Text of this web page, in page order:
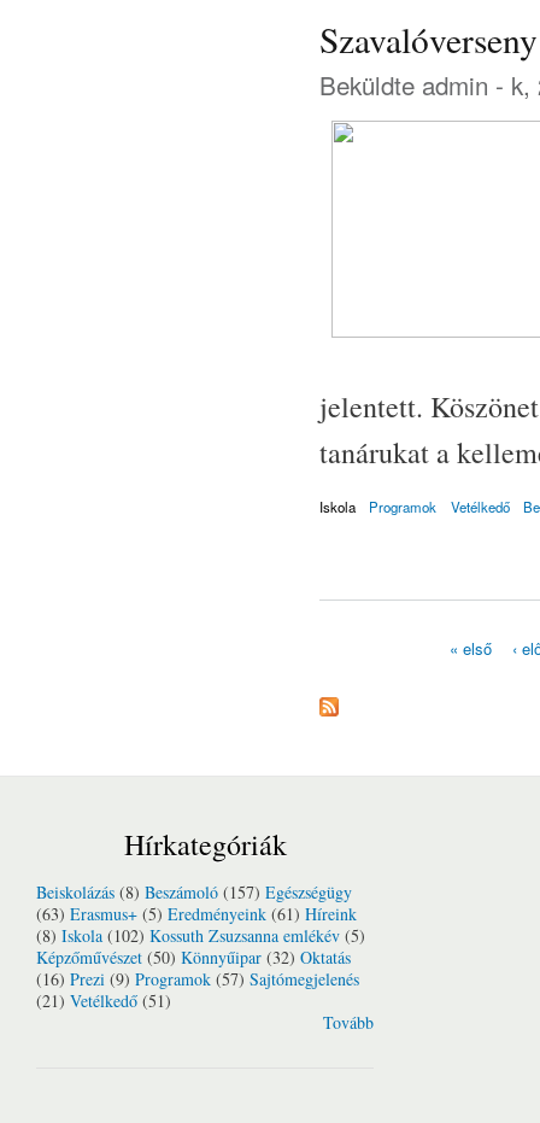
Beküldte admin - k,
jelentett.
tanárukat a
Iskola Programok Vetélkedő
« első ‹
Hírkategóriák
Beiskolázás (8) Beszámoló (157) Egészségügy
(63) Erasmus+ (5) Eredményeink (61) Híreink
(8) Iskola (102) Kossuth Zsuzsanna emlékév (5)
Képzőművészet (50) Könnyűipar (32) Oktatás
(16) Prezi (9) Programok (57) Sajtómegjelenés
(21) Vetélkedő (51)
Tovább